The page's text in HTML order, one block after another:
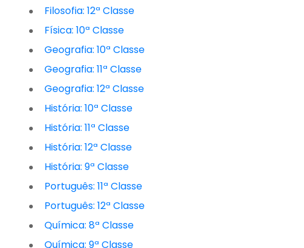
Filosofia: 12ª Classe
Física: 10ª Classe
Geografia: 10ª Classe
Geografia: 11ª Classe
Geografia: 12ª Classe
História: 10ª Classe
História: 11ª Classe
História: 12ª Classe
História: 9ª Classe
Português: 11ª Classe
Português: 12ª Classe
Química: 8ª Classe
Química: 9ª Classe